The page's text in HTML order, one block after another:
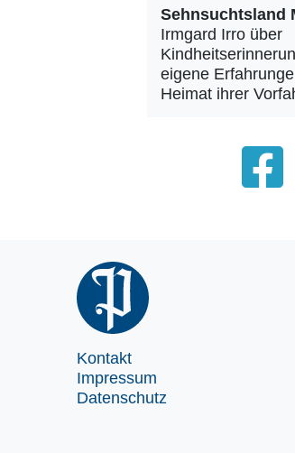
Sehnsuchtsland
Irmgard Irro über
eigene
Heimat ihrer
Kontakt
Impressum
Datenschutz